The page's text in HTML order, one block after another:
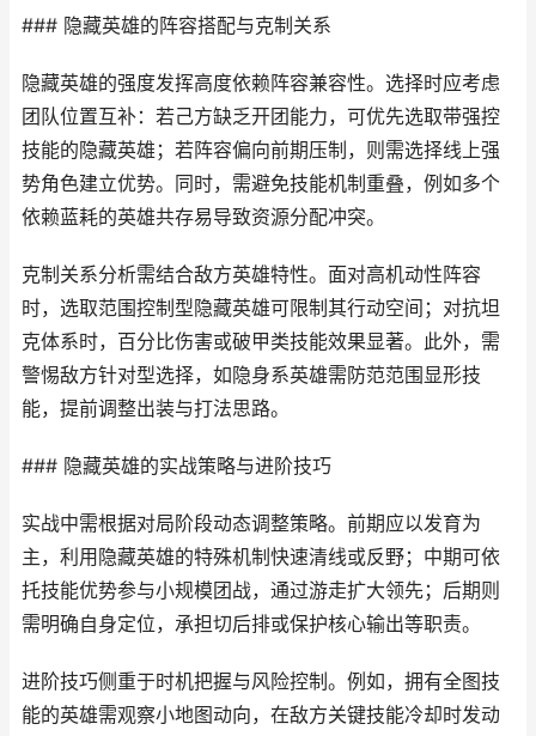
### 隐藏英雄的阵容搭配与克制关系
隐藏英雄的强度发挥高度依赖阵容兼容性。选择时应考虑
团队位置互补：若己方缺乏开团能力，可优先选取带强控
技能的隐藏英雄；若阵容偏向前期压制，则需选择线上强
势角色建立优势。同时，需避免技能机制重叠，例如多个
依赖蓝耗的英雄共存易导致资源分配冲突。
克制关系分析需结合敌方英雄特性。面对高机动性阵容
时，选取范围控制型隐藏英雄可限制其行动空间；对抗坦
克体系时，百分比伤害或破甲类技能效果显著。此外，需
警惕敌方针对型选择，如隐身系英雄需防范范围显形技
能，提前调整出装与打法思路。
### 隐藏英雄的实战策略与进阶技巧
实战中需根据对局阶段动态调整策略。前期应以发育为
主，利用隐藏英雄的特殊机制快速清线或反野；中期可依
托技能优势参与小规模团战，通过游走扩大领先；后期则
需明确自身定位，承担切后排或保护核心输出等职责。
进阶技巧侧重于时机把握与风险控制。例如，拥有全图技
能的英雄需观察小地图动向，在敌方关键技能冷却时发动